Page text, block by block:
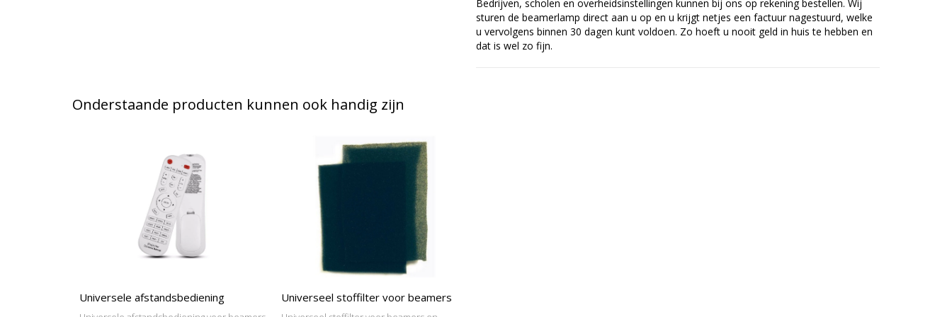
Bedrijven, scholen en overheidsinstellingen kunnen bij ons op rekening bestellen. Wij
sturen de beamerlamp direct aan u op en u krijgt netjes een factuur nagestuurd, welke
u vervolgens binnen 30 dagen kunt voldoen. Zo hoeft u nooit geld in huis te hebben en
dat is wel zo fijn.
Onderstaande producten kunnen ook handig zijn
Universele afstandsbediening Universeel stoffilter voor beamers